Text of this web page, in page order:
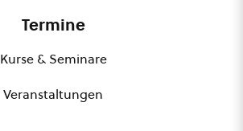
Termine
Kurse & Seminare
Veranstaltungen